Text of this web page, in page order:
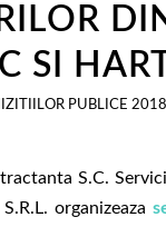
SI
PUBLICE 2018
S.C.
organizeaza